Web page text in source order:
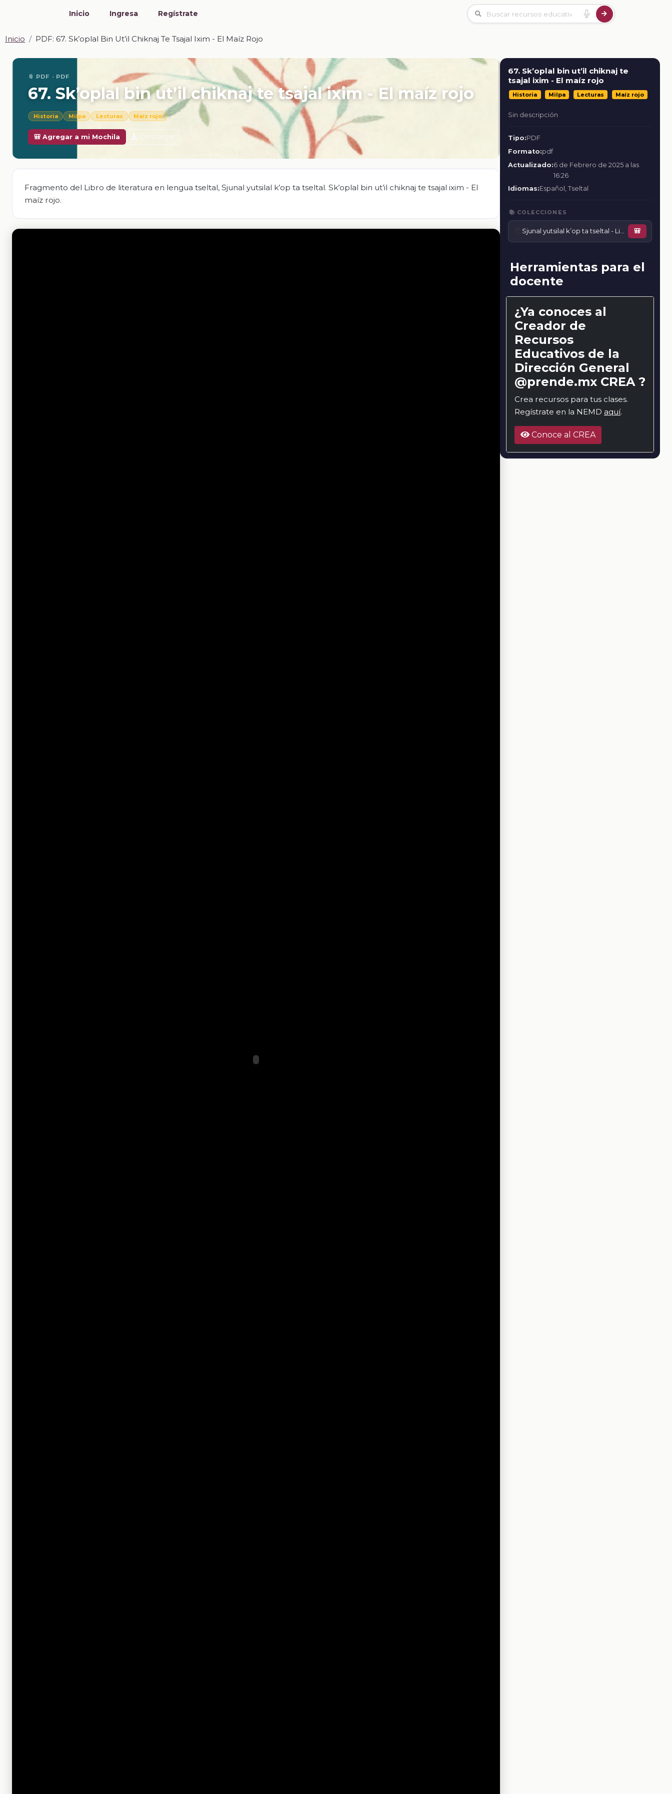
Inicio Ingresa Regístrate
Inicio PDF: 67. Sk’oplal Bin Ut’il Chiknaj Te Tsajal Ixim - El Maíz Rojo
📎 PDF · PDF
67. Sk’oplal bin ut’il chiknaj te tsajal ixim - El maíz rojo
Historia Milpa Lecturas Maíz rojo
🎒 Agregar a mi Mochila Descargar
Fragmento del Libro de literatura en lengua tseltal, Sjunal yutsilal k’op ta tseltal. Sk’oplal bin ut’il chiknaj te tsajal ixim - El
maíz rojo.
67. Sk’oplal bin ut’il chiknaj te
tsajal ixim - El maíz rojo
Historia Milpa Lecturas Maíz rojo
Sin descripción
Tipo:PDF
Formato:pdf
Actualizado:6 de Febrero de 2025 a las
16:26
Idiomas:Español, Tseltal
📚 COLECCIONES
Sjunal yutsilal k’op ta tseltal - Libro de literatura en lengua tseltal 🎒
Herramientas para el
docente
¿Ya conoces al
Creador de
Recursos
Educativos de la
Dirección General
@prende.mx CREA ?
Crea recursos para tus clases.
Regístrate en la NEMD aquí.
Conoce al CREA